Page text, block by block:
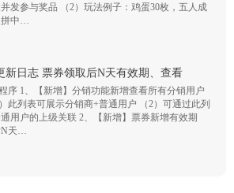
发参与奖品 （2）玩法例子：鸡蛋30枚，五人成
拼中…
新日志 票券领取后N天有效期、查看
序 1、【新增】分销功能新增查看所有分销用户
此列表可展示分销商+普通用户 （2）可通过此列
用户的上级关联 2、【新增】票券新增有效期
N天…